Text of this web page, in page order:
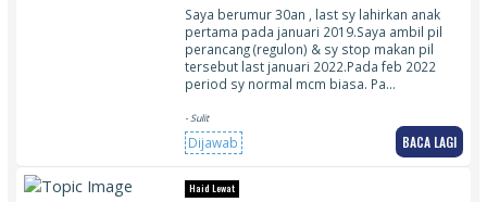
Saya berumur 30an , last sy lahirkan anak
pertama pada januari 2019.Saya ambil pil
perancang (regulon) & sy stop makan pil
tersebut last januari 2022.Pada feb 2022
period sy normal mcm biasa. Pa…
- Sulit
Dijawab BACA LAGI
Haid Lewat